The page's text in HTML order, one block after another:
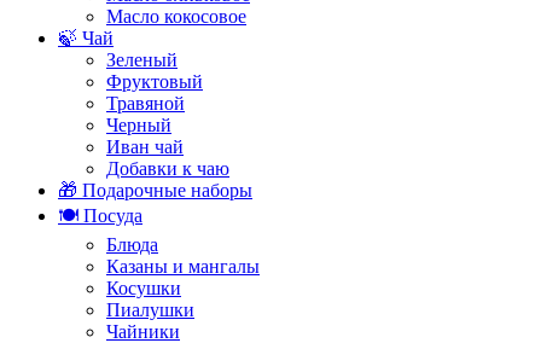
Масло кокосовое
🍃 Чай
Зеленый
Фруктовый
Травяной
Черный
Иван чай
Добавки к чаю
🎁 Подарочные наборы
🍽️ Посуда
Блюда
Казаны и мангалы
Косушки
Пиалушки
Чайники